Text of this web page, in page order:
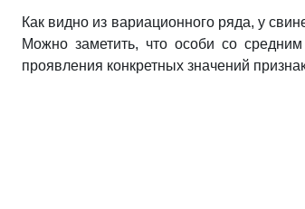
Как видно из вариационного ряда, у
Можно заметить, что особи со
проявления конкретных значений